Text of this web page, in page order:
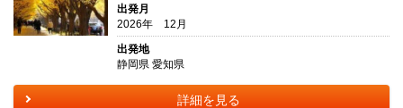
出発月
2026年 12月
出発地
静岡県 愛知県
詳細を見る